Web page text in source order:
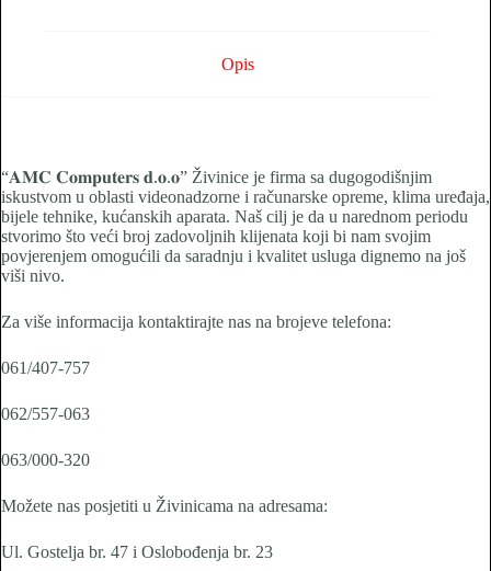
Opis
“𝐀𝐌𝐂 𝐂𝐨𝐦𝐩𝐮𝐭𝐞𝐫𝐬 𝐝.𝐨.𝐨” Živinice je firma sa dugogodišnjim
iskustvom u oblasti videonadzorne i računarske opreme, klima uređaja,
bijele tehnike, kućanskih aparata. Naš cilj je da u narednom periodu
stvorimo što veći broj zadovoljnih klijenata koji bi nam svojim
povjerenjem omogućili da saradnju i kvalitet usluga dignemo na još
viši nivo.
Za više informacija kontaktirajte nas na brojeve telefona:
061/407-757
062/557-063
063/000-320
Možete nas posjetiti u Živinicama na adresama:
Ul. Gostelja br. 47 i Oslobođenja br. 23